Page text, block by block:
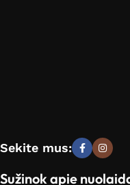
Sekite mus:
Sužinok apie